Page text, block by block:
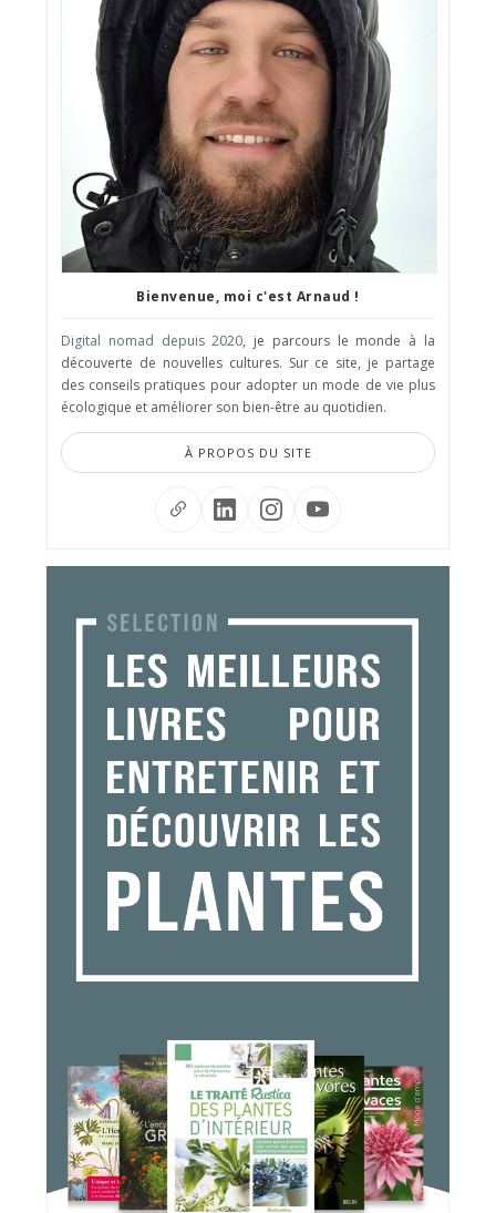
Bienvenue, moi c'est Arnaud !
Digital nomad depuis 2020, je parcours le monde à la
découverte de nouvelles cultures. Sur ce site, je partage
des conseils pratiques pour adopter un mode de vie plus
écologique et améliorer son bien-être au quotidien.
À PROPOS DU SITE